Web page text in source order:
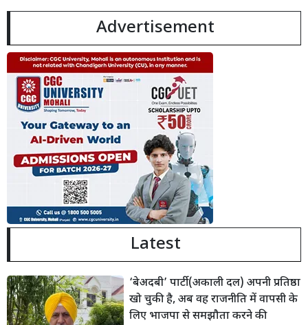
Advertisement
Latest
‘बेअदबी’ पार्टी (अकाली दल) अपनी प्रतिष्ठा
खो चुकी है, अब वह राजनीति में वापसी के
लिए भाजपा से समझौता करने की